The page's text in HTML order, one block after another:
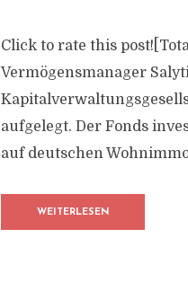
Click to rate this
Vermögensmanager
aufgelegt. Der Fonds
auf deutschen
WEITERLESEN